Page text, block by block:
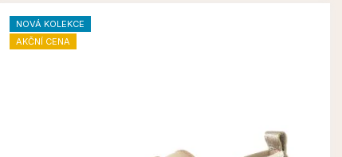
NOVÁ KOLEKCE
AKČNÍ CENA